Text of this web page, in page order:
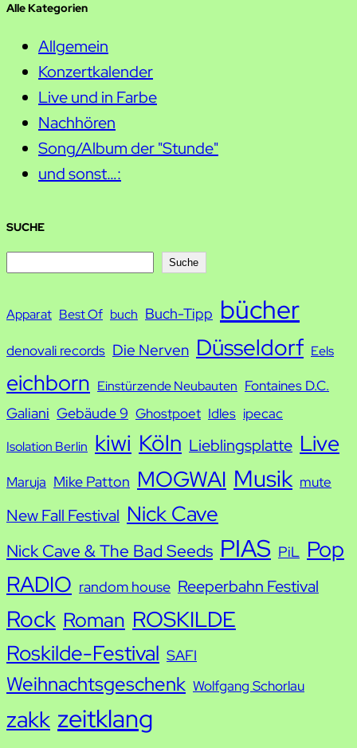
Alle Kategorien
Allgemein
Konzertkalender
Live und in Farbe
Nachhören
Song/Album der "Stunde"
und sonst…:
SUCHE
c
h
Suche
Apparat Best Of buch Buch-Tipp bücher
denovali records Die Nerven Düsseldorf Eels
eichborn Einstürzende Neubauten Fontaines D.C.
Galiani Gebäude 9 Ghostpoet Idles ipecac
Isolation Berlin kiwi Köln Lieblingsplatte Live
Maruja Mike Patton MOGWAI Musik mute
New Fall Festival Nick Cave
Nick Cave & The Bad Seeds PIAS PiL Pop
RADIO random house Reeperbahn Festival
Rock Roman ROSKILDE
Roskilde-Festival SAFI
Weihnachtsgeschenk Wolfgang Schorlau
zakk zeitklang